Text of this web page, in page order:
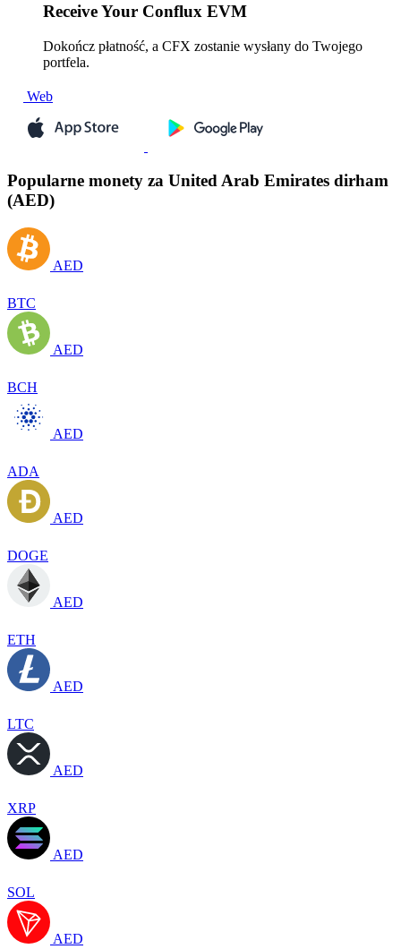
ReceiveYour Conflux EVM
Dokończ płatność, a CFX zostanie wysłany do Twojego
portfela.
Web
Popularne monety za United Arab Emirates dirham
(AED)
AED
BTC
AED
BCH
AED
ADA
AED
DOGE
AED
ETH
AED
LTC
AED
XRP
AED
SOL
AED